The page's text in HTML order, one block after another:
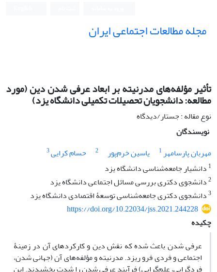
مجله مطالعات اجتماعی ایران
تأثیر مؤلفه‌های مدرنیته بر ابعاد عرفی شدن دین (مورد
مطالعه: دانشجویان تحصیلات تکمیلی دانشگاه یزد)
نوع مقاله : جستار/دیدگاه
نویسندگان
مهربان پارسامهر1 یاسین خرم‌پور 2 حسام کرایی3
1 دانشیار جامعه‌شناسی دانشگاه یزد
2دانشجوی دکتری بررسی مسائل اجتماعی دانشگاه یزد
3دانشجوی دکتری جامعه‌شناسی توسعۀ اقتصادی دانشگاه یزد
https://doi.org/10.22034/jss.2021.244228
چکیده
عرفی شدن باعث شده که نقش دین و کارکردهای آن در زمینۀ
اجتماعی و فردی فرو ریزد. مدرنیته و مؤلفه‌های آن (جهانی شدن،
فردگرایی، علم‌گرایی) فرآیند عرفی شدن را شدت بخشیدند. این